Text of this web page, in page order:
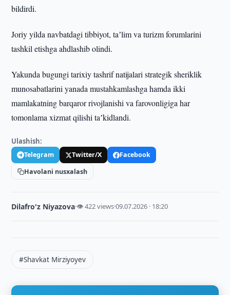
bildirdi.
Joriy yilda navbatdagi tibbiyot, taʼlim va turizm forumlarini
tashkil etishga ahdlashib olindi.
Yakunda bugungi tarixiy tashrif natijalari strategik sheriklik
munosabatlarini yanada mustahkamlashga hamda ikki
mamlakatning barqaror rivojlanishi va farovonligiga har
tomonlama xizmat qilishi taʼkidlandi.
Ulashish:
Telegram Twitter/X
Facebook
Havolani nusxalash
Dilafro'z Niyazova·👁 422 views·09.07.2026 · 18:20
#Shavkat Mirziyoyev